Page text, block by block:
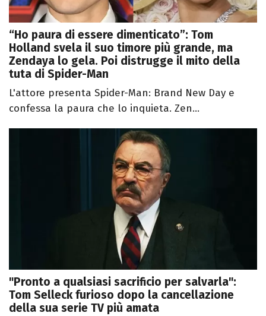
“Ho paura di essere dimenticato”: Tom
Holland svela il suo timore più grande, ma
Zendaya lo gela. Poi distrugge il mito della
tuta di Spider-Man
L'attore presenta Spider-Man: Brand New Day e
confessa la paura che lo inquieta. Zen...
"Pronto a qualsiasi sacrificio per salvarla":
Tom Selleck furioso dopo la cancellazione
della sua serie TV più amata